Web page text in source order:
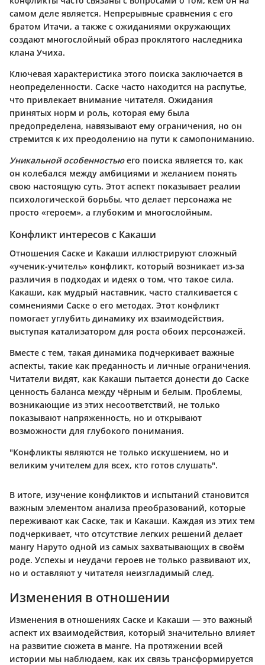
самом деле является. Непрерывные сравнения с его
братом Итачи, а также с ожиданиями окружающих
создают многослойный образ проклятого наследника
клана Учиха.
Ключевая характеристика этого поиска заключается в
неопределенности. Саске часто находится на распутье,
что привлекает внимание читателя. Ожидания
принятых норм и роль, которая ему была
предопределена, навязывают ему ограничения, но он
стремится к их преодолению на пути к самопониманию.
Уникальной особенностьюего поиска является то, как
он колебался между амбициями и желанием понять
свою настоящую суть. Этот аспект показывает реалии
психологической борьбы, что делает персонажа не
просто «героем», а глубоким и многослойным.
Конфликт интересов с Какаши
Отношения Саске и Какаши иллюстрируют сложный
«ученик-учитель» конфликт, который возникает из-за
различия в подходах и идеях о том, что такое сила.
Какаши, как мудрый наставник, часто сталкивается с
сомнениями Саске о его методах. Этот конфликт
помогает углубить динамику их взаимодействия,
выступая катализатором для роста обоих персонажей.
Вместе с тем, такая динамика подчеркивает важные
аспекты, такие как преданность и личные ограничения.
Читатели видят, как Какаши пытается донести до Саске
ценность баланса между чёрным и белым. Проблемы,
возникающие из этих несоответствий, не только
показывают напряженность, но и открывают
возможности для глубокого понимания.
"Конфликты являются не только искушением, но и
великим учителем для всех, кто готов слушать".
В итоге, изучение конфликтов и испытаний становится
важным элементом анализа преобразований, которые
переживают как Саске, так и Какаши. Каждая из этих тем
подчеркивает, что отсутствие легких решений делает
мангу Наруто одной из самых захватывающих в своём
роде. Успехы и неудачи героев не только развивают их,
но и оставляют у читателя неизгладимый след.
Изменения в отношении
Изменения в отношениях Саске и Какаши — это важный
аспект их взаимодействия, который значительно влияет
на развитие сюжета в манге. На протяжении всей
истории мы наблюдаем, как их связь трансформируется